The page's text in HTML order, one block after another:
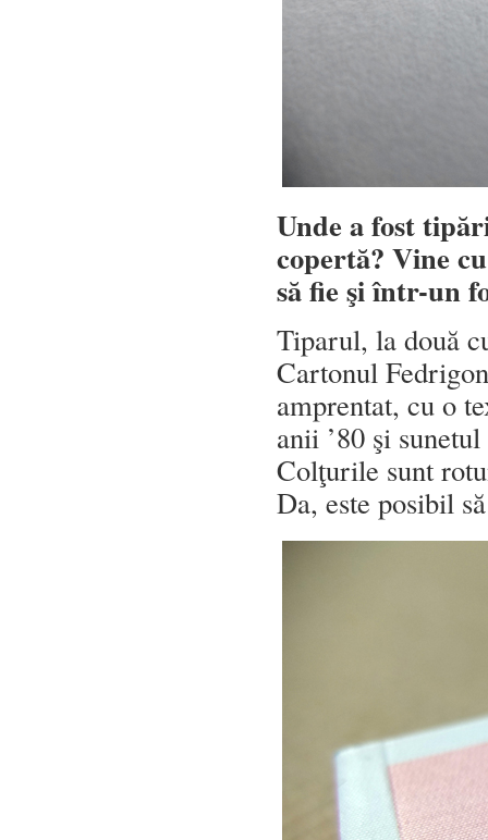
Unde a fost
copertă? Vine
să fie şi într-un
Tiparul, la două
Cartonul
amprentat, cu o
anii ’80 şi
Colţurile sunt
Da, este posibil